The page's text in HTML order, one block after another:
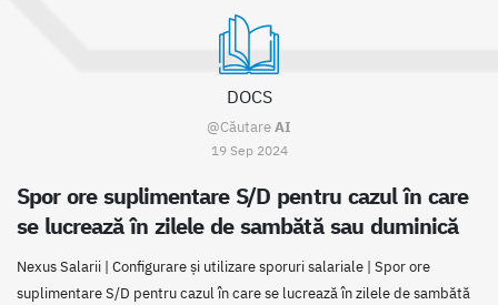
DOCS
@CăutareAI
19 Sep 2024
Spor ore suplimentare S/D pentru cazul în care
se lucrează în zilele de sambătă sau duminică
Nexus Salarii | Configurare și utilizare sporuri salariale | Spor ore
suplimentare S/D pentru cazul în care se lucrează în zilele de sambătă